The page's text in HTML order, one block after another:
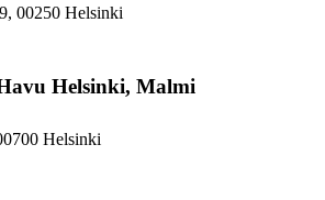
00250 Helsinki
Helsinki, Malmi
Helsinki